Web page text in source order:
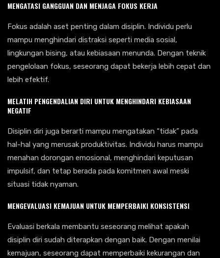
MENGATASI GANGGUAN DAN MENJAGA FOKUS KERJA
Fokus adalah aset penting dalam disiplin. Individu perlu
mampu menghindari distraksi seperti media sosial,
lingkungan bising, atau kebiasaan menunda. Dengan teknik
pengelolaan fokus, seseorang dapat bekerja lebih cepat dan
lebih efektif.
MELATIH PENGENDALIAN DIRI UNTUK MENGHINDARI KEBIASAAN
NEGATIF
Disiplin diri juga berarti mampu mengatakan “tidak” pada
hal-hal yang merusak produktivitas. Individu harus mampu
menahan dorongan emosional, menghindari keputusan
impulsif, dan tetap berada pada komitmen awal meski
situasi tidak nyaman.
MENGEVALUASI KEMAJUAN UNTUK MEMPERBAIKI KONSISTENSI
Evaluasi berkala membantu seseorang melihat apakah
disiplin diri sudah diterapkan dengan baik. Dengan menilai
kemajuan, seseorang dapat memperbaiki kekurangan dan